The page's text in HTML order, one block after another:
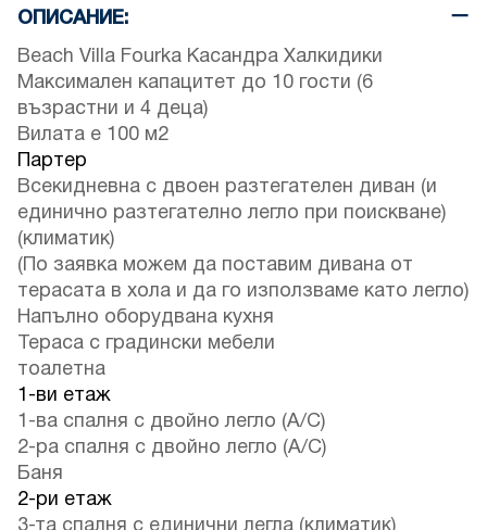
ОПИСАНИЕ:
Beach Villa Fourka Касандра Халкидики
Максимален капацитет до 10 гости (6
възрастни и 4 деца)
Вилата е 100 м2
Партер
Всекидневна с двоен разтегателен диван (и
единично разтегателно легло при поискване)
(климатик)
(По заявка можем да поставим дивана от
терасата в хола и да го използваме като легло)
Напълно оборудвана кухня
Тераса с градински мебели
тоалетна
1-ви етаж
1-ва спалня с двойно легло (A/C)
2-ра спалня с двойно легло (A/C)
Баня
2-ри етаж